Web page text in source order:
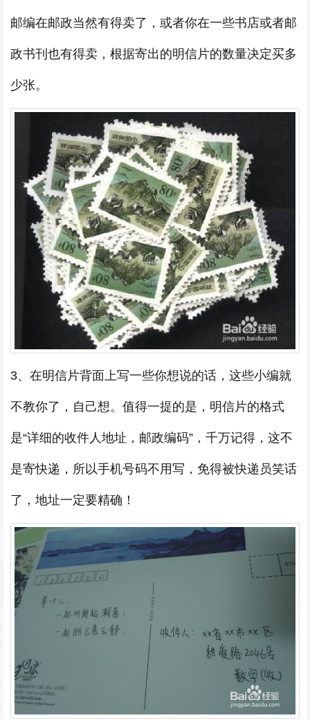
邮编在邮政当然有得卖了，或者你在一些书店或者邮
政书刊也有得卖，根据寄出的明信片的数量决定买多
少张。
3、在明信片背面上写一些你想说的话，这些小编就
不教你了，自己想。值得一提的是，明信片的格式
是“详细的收件人地址，邮政编码”，千万记得，这不
是寄快递，所以手机号码不用写，免得被快递员笑话
了，地址一定要精确！